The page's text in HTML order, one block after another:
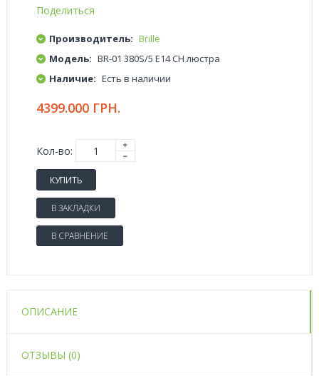
Поделиться
Производитель: Brille
Модель: BR-01 380S/5 E14 CH люстра
Наличие: Есть в наличии
4399.000 ГРН.
Кол-во:
КУПИТЬ
В ЗАКЛАДКИ
В СРАВНЕНИЕ
ОПИСАНИЕ
ОТЗЫВЫ (0)